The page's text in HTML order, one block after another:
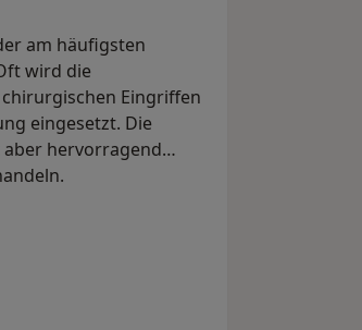
am häufigsten
wird die
Eingriffen
eingesetzt. Die
aber hervorragend